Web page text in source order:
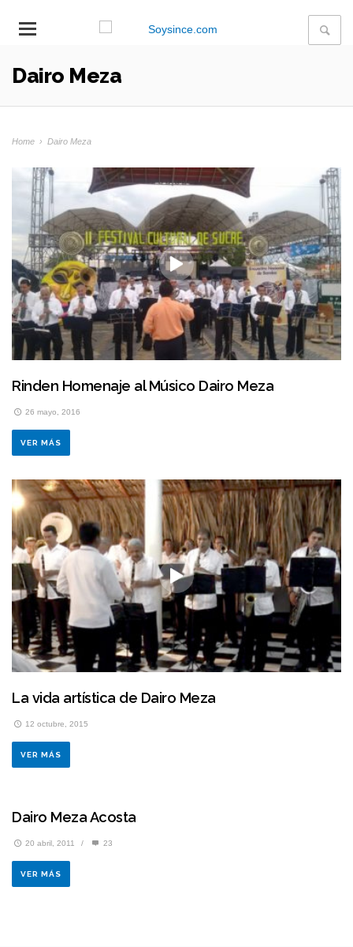
Dairo Meza
Home › Dairo Meza
Rinden Homenaje al Músico Dairo Meza
26 mayo, 2016
VER MÁS
La vida artística de Dairo Meza
12 octubre, 2015
VER MÁS
Dairo Meza Acosta
20 abril, 2011 / 23
VER MÁS